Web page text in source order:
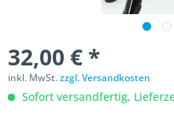
32,00 € *
inkl. MwSt.zzgl. Versandkosten
Sofort versandfertig,